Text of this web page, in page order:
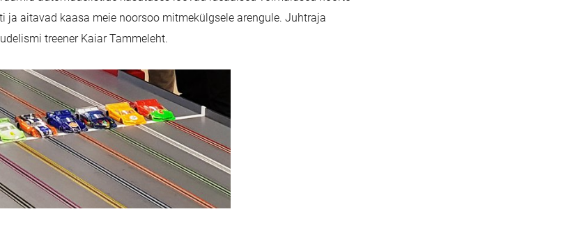
ja aitavad kaasa meie noorsoo mitmekülgsele arengule. Juhtraja
treener Kaiar Tammeleht.